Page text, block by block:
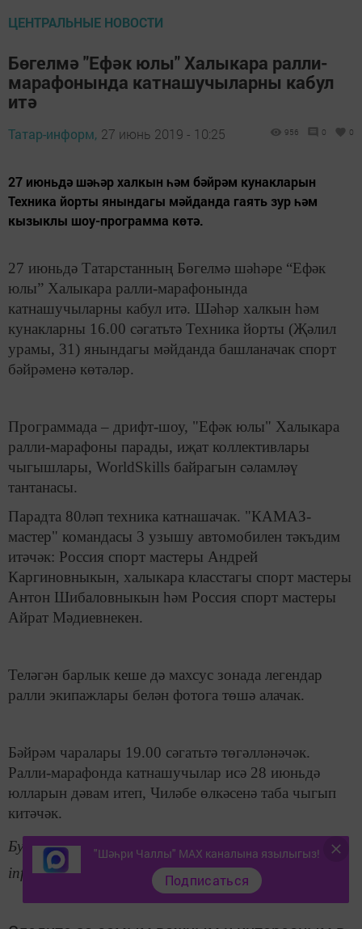
ЦЕНТРАЛЬНЫЕ НОВОСТИ
Бөгелмә "Ефәк юлы" Халыкара ралли-
марафонында катнашучыларны кабул
итә
Татар-информ, 27 июнь 2019 - 10:25 956 0 0
27 июньдә шәһәр халкын һәм бәйрәм кунакларын
Техника йорты янындагы мәйданда гаять зур һәм
кызыклы шоу-программа көтә.
27 июньдә Татарстанның Бөгелмә шәһәре “Ефәк
юлы” Халыкара ралли-марафонында
катнашучыларны кабул итә. Шәһәр халкын һәм
кунакларны 16.00 сәгатьтә Техника йорты (Җәлил
урамы, 31) янындагы мәйданда башланачак спорт
бәйрәменә көтәләр.
Программада – дрифт-шоу, "Ефәк юлы" Халыкара
ралли-марафоны парады, иҗат коллективлары
чыгышлары, WorldSkills байрагын сәламләү
тантанасы.
Парадта 80ләп техника катнашачак. "КАМАЗ-
мастер" командасы 3 узышу автомобилен тәкъдим
итәчәк: Россия спорт мастеры Андрей
Каргиновныкын, халыкара класстагы спорт мастеры
Антон Шибаловныкын һәм Россия спорт мастеры
Айрат Мәдиевнекен.
Теләгән барлык кеше дә махсус зонада легендар
ралли экипажлары белән фотога төшә алачак.
Бәйрәм чаралары 19.00 сәгатьтә төгәлләнәчәк.
Ралли-марафонда катнашучылар исә 28 июньдә
юлларын дәвам итеп, Чиләбе өлкәсенә таба чыгып
китәчәк.
Бу хакта тулырак: https://tatar-
inform.tatar/news/2019/06/27/188790/
"Шәһри Чаллы" MAX каналына язылыгыз!
Подписаться